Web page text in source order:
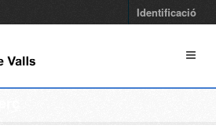
Identificació